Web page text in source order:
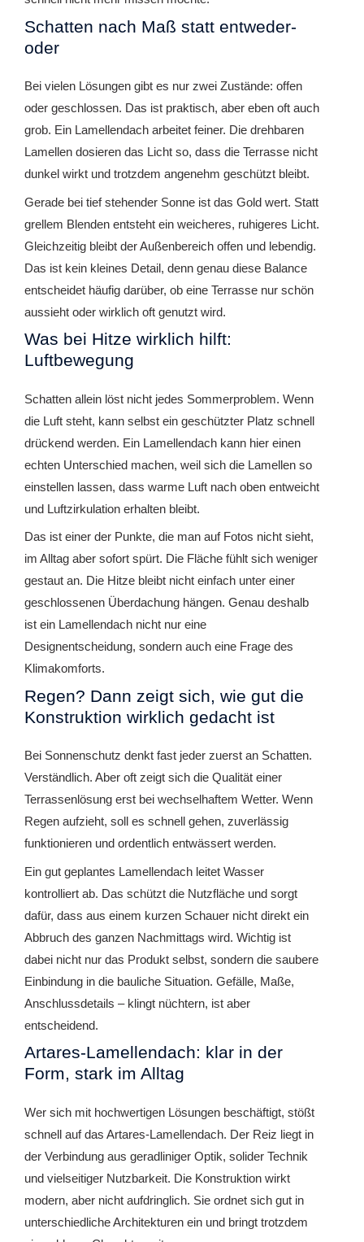
Schatten nach Maß statt entweder-
oder
Bei vielen Lösungen gibt es nur zwei Zustände: offen
oder geschlossen. Das ist praktisch, aber eben oft auch
grob. Ein Lamellendach arbeitet feiner. Die drehbaren
Lamellen dosieren das Licht so, dass die Terrasse nicht
dunkel wirkt und trotzdem angenehm geschützt bleibt.
Gerade bei tief stehender Sonne ist das Gold wert. Statt
grellem Blenden entsteht ein weicheres, ruhigeres Licht.
Gleichzeitig bleibt der Außenbereich offen und lebendig.
Das ist kein kleines Detail, denn genau diese Balance
entscheidet häufig darüber, ob eine Terrasse nur schön
aussieht oder wirklich oft genutzt wird.
Was bei Hitze wirklich hilft:
Luftbewegung
Schatten allein löst nicht jedes Sommerproblem. Wenn
die Luft steht, kann selbst ein geschützter Platz schnell
drückend werden. Ein Lamellendach kann hier einen
echten Unterschied machen, weil sich die Lamellen so
einstellen lassen, dass warme Luft nach oben entweicht
und Luftzirkulation erhalten bleibt.
Das ist einer der Punkte, die man auf Fotos nicht sieht,
im Alltag aber sofort spürt. Die Fläche fühlt sich weniger
gestaut an. Die Hitze bleibt nicht einfach unter einer
geschlossenen Überdachung hängen. Genau deshalb
ist ein Lamellendach nicht nur eine
Designentscheidung, sondern auch eine Frage des
Klimakomforts.
Regen? Dann zeigt sich, wie gut die
Konstruktion wirklich gedacht ist
Bei Sonnenschutz denkt fast jeder zuerst an Schatten.
Verständlich. Aber oft zeigt sich die Qualität einer
Terrassenlösung erst bei wechselhaftem Wetter. Wenn
Regen aufzieht, soll es schnell gehen, zuverlässig
funktionieren und ordentlich entwässert werden.
Ein gut geplantes Lamellendach leitet Wasser
kontrolliert ab. Das schützt die Nutzfläche und sorgt
dafür, dass aus einem kurzen Schauer nicht direkt ein
Abbruch des ganzen Nachmittags wird. Wichtig ist
dabei nicht nur das Produkt selbst, sondern die saubere
Einbindung in die bauliche Situation. Gefälle, Maße,
Anschlussdetails – klingt nüchtern, ist aber
entscheidend.
Artares-Lamellendach: klar in der
Form, stark im Alltag
Wer sich mit hochwertigen Lösungen beschäftigt, stößt
schnell auf das Artares-Lamellendach. Der Reiz liegt in
der Verbindung aus geradliniger Optik, solider Technik
und vielseitiger Nutzbarkeit. Die Konstruktion wirkt
modern, aber nicht aufdringlich. Sie ordnet sich gut in
unterschiedliche Architekturen ein und bringt trotzdem